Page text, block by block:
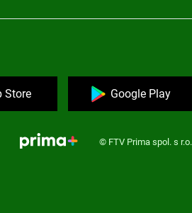
Store Google Play
© FTV Prima spol. s r.o.